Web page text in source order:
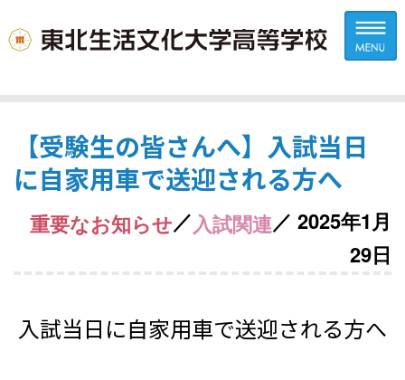
【受験生の皆さんへ】入試当日
に自家用車で送迎される方へ
重要なお知らせ／入試関連／ 2025年1月
29日
入試当日に自家用車で送迎される方へ